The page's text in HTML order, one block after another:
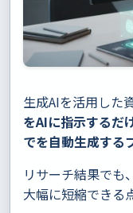
生成AIを活用した
をAIに指示するだ
でを自動生成する
リサーチ結果でも
大幅に短縮できる